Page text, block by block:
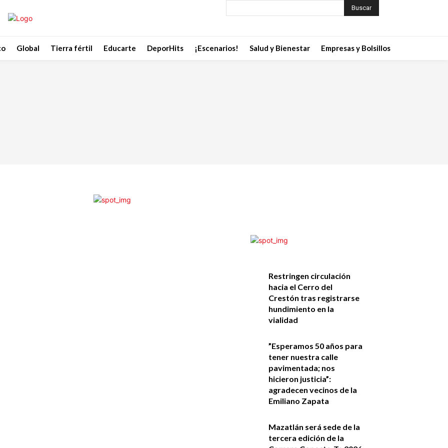
Buscar
Global Tierra fértil Educarte DeporHits ¡Escenarios! Salud y Bienestar Empresas y Bolsillos
Restringen circulación
hacia el Cerro del
Crestón tras registrarse
hundimiento en la
vialidad
”Esperamos 50 años para
tener nuestra calle
pavimentada; nos
hicieron justicia”:
agradecen vecinos de la
Emiliano Zapata
Mazatlán será sede de la
tercera edición de la